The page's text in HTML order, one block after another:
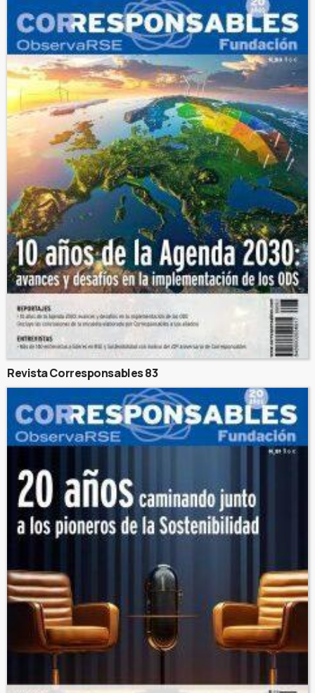
Revista Corresponsables 83